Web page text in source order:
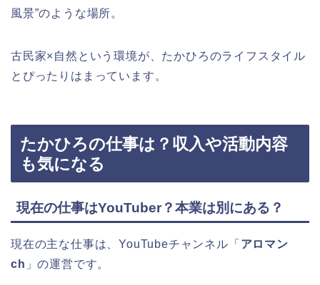
風景”のような場所。
古民家×自然という環境が、たかひろのライフスタイル
とぴったりはまっています。
たかひろの仕事は？収入や活動内容
も気になる
現在の仕事はYouTuber？本業は別にある？
現在の主な仕事は、YouTubeチャンネル「 アロマン
ch 」の運営です。